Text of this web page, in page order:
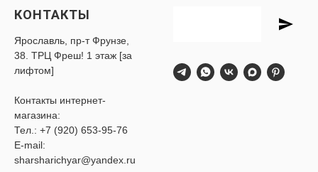
КОНТАКТЫ
Ярославль, пр-т Фрунзе,
38. ТРЦ Фреш! 1 этаж [за
лифтом]
Контакты интернет-
магазина:
Тел.: +7 (920) 653-95-76
E-mail:
sharsharichyar@yandex.ru